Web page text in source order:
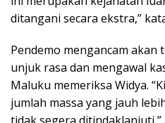
ditangani secara ekstra,”
Pendemo mengancam akan
unjuk rasa dan mengawal
Maluku memeriksa Widya.
jumlah massa yang jauh